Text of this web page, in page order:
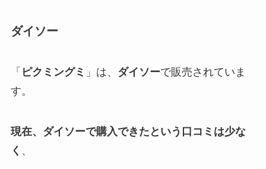
ダイソー
「 ピクミングミ 」は、 ダイソーで販売されていま
す。
現在、ダイソーで購入できたという口コミは少な
く 、